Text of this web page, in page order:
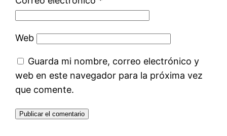
Web
Guarda mi nombre, correo electrónico y
web en este navegador para la próxima vez
que comente.